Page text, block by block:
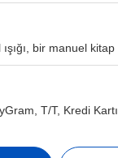
bir manuel kitap
T/T, Kredi Kartı